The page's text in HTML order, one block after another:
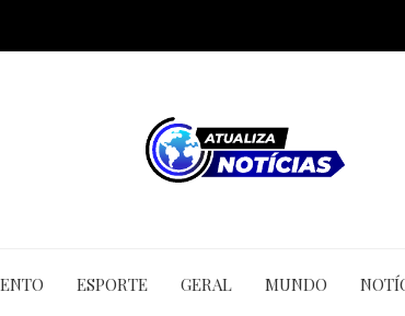
ESPORTE GERAL MUNDO